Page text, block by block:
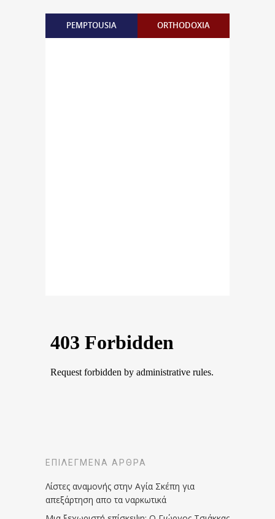
PEMPTOUSIA ORTHODOXIA
ΕΠΙΛΕΓΜΈΝΑ ΆΡΘΡΑ
Λίστες αναμονής στην Αγία Σκέπη για
απεξάρτηση απο τα ναρκωτικά